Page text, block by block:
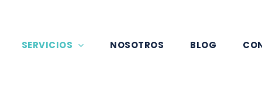
SERVICIOS NOSOTROS BLOG